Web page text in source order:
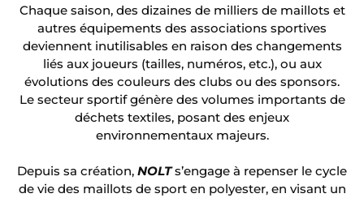
Chaque saison, des dizaines de milliers de maillots et
autres équipements des associations sportives
deviennent inutilisables en raison des changements
liés aux joueurs (tailles, numéros, etc.), ou aux
évolutions des couleurs des clubs ou des sponsors.
Le secteur sportif génère des volumes importants de
déchets textiles, posant des enjeux
environnementaux majeurs.
Depuis sa création, NOLTs’engage à repenser le cycle
de vie des maillots de sport en polyester, en visant un